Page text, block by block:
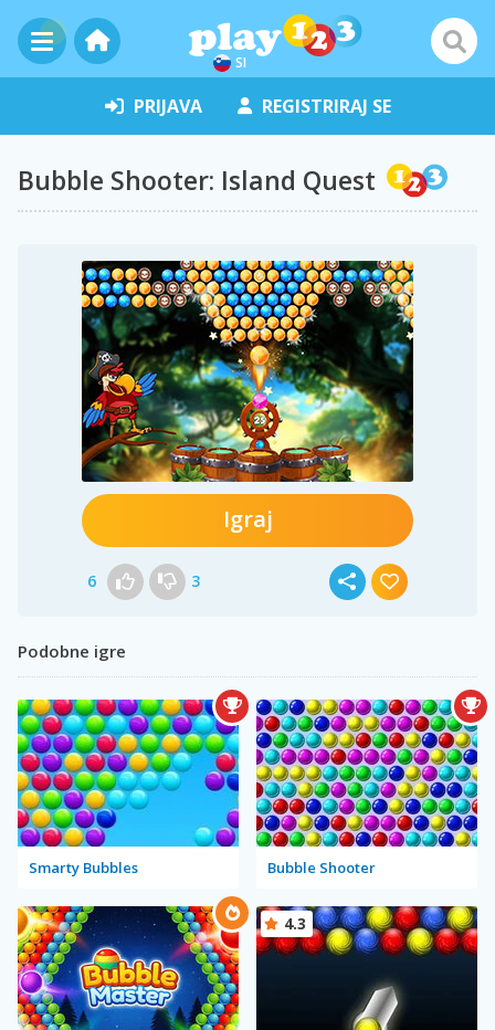
SI
PRIJAVA REGISTRIRAJ SE
Bubble Shooter: Island Quest
Igraj
6 3
Podobne igre
Smarty Bubbles Bubble Shooter
4.3